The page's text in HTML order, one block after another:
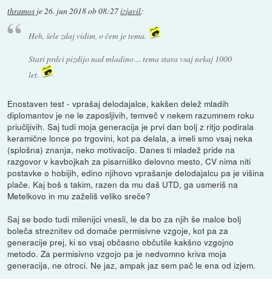
thramos je26. jun 2018 ob 08:27izjavil:
Heh, šele zdaj vidim, o čem je tema.
Stari prdci pizdijo nad mladino ... tema stara vsaj nekaj 1000
let.
Enostaven test - vprašaj delodajalce, kakšen delež mladih
diplomantov je ne le zaposljivih, temveč v nekem razumnem roku
priučljivih. Saj tudi moja generacija je prvi dan bolj z ritjo podirala
keramične lonce po trgovini, kot pa delala, a imeli smo vsaj neka
(splošna) znanja, neko motivacijo. Danes ti mladež pride na
razgovor v kavbojkah za pisarniško delovno mesto, CV nima niti
postavke o hobijih, edino njihovo vprašanje delodajalcu pa je višina
plače. Kaj boš s takim, razen da mu daš UTD, ga usmeriš na
Metelkovo in mu zaželiš veliko sreče?
Saj se bodo tudi milenijci vnesli, le da bo za njih še malce bolj
boleča streznitev od domače permisivne vzgoje, kot pa za
generacije prej, ki so vsaj občasno občutile kakšno vzgojno
metodo. Za permisivno vzgojo pa je nedvomno kriva moja
generacija, ne otroci. Ne jaz, ampak jaz sem pač le ena od izjem.